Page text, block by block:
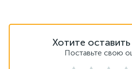
Хотите
Поставьте свою